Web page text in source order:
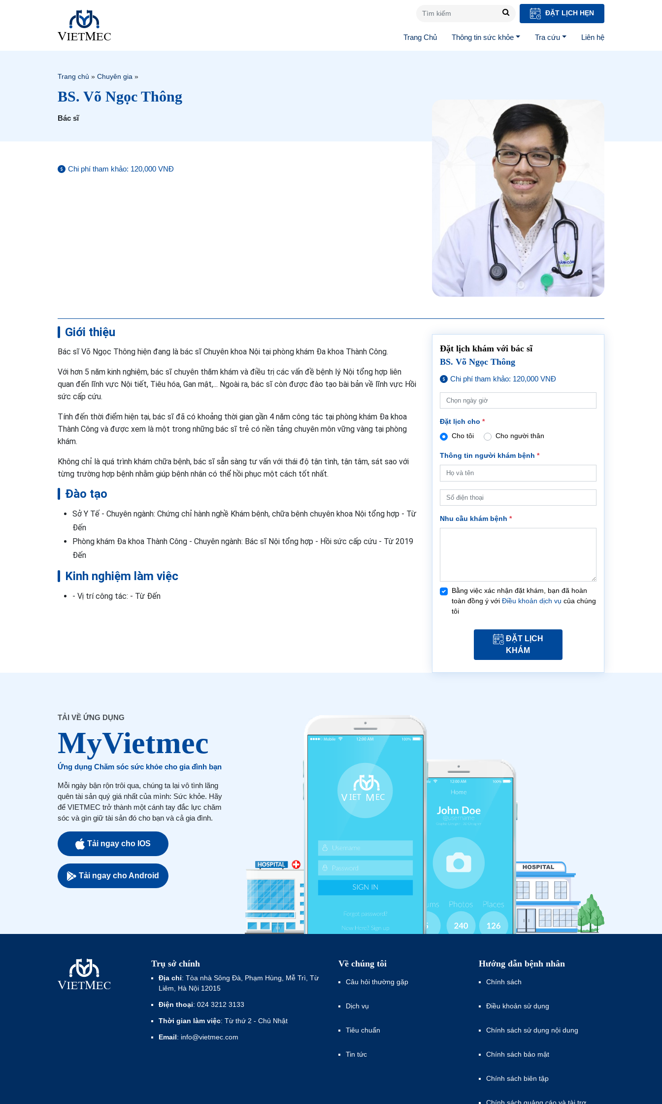
ĐẶT LỊCH HẸN
Trang Chủ Thông tin sức khỏe Tra cứu Liên hệ
Trang chủ » Chuyên gia »
BS. Võ Ngọc Thông
Bác sĩ
Chi phí tham khảo: 120,000 VNĐ
Giới thiệu
Bác sĩ Võ Ngọc Thông hiện đang là bác sĩ Chuyên khoa Nội tại phòng khám Đa khoa Thành Công.
Với hơn 5 năm kinh nghiệm, bác sĩ chuyên thăm khám và điều trị các vấn đề bệnh lý Nội tổng hợp liên
quan đến lĩnh vực Nội tiết, Tiêu hóa, Gan mật,... Ngoài ra, bác sĩ còn được đào tạo bài bản về lĩnh vực Hồi
sức cấp cứu.
Tính đến thời điểm hiện tại, bác sĩ đã có khoảng thời gian gần 4 năm công tác tại phòng khám Đa khoa
Thành Công và được xem là một trong những bác sĩ trẻ có nền tảng chuyên môn vững vàng tại phòng
khám.
Không chỉ là quá trình khám chữa bệnh, bác sĩ sẵn sàng tư vấn với thái độ tận tình, tận tâm, sát sao với
từng trường hợp bệnh nhằm giúp bệnh nhân có thể hồi phục một cách tốt nhất.
Đào tạo
Sở Y Tế - Chuyên ngành: Chứng chỉ hành nghề Khám bệnh, chữa bệnh chuyên khoa Nội tổng hợp - Từ
Đến
Phòng khám Đa khoa Thành Công - Chuyên ngành: Bác sĩ Nội tổng hợp - Hồi sức cấp cứu - Từ 2019
Đến
Kinh nghiệm làm việc
- Vị trí công tác: - Từ Đến
Đặt lịch khám với bác sĩ
BS. Võ Ngọc Thông
Chi phí tham khảo: 120,000 VNĐ
Đặt lịch cho *
Cho tôi
Cho người thân
Thông tin người khám bệnh *
Nhu cầu khám bệnh *
Bằng việc xác nhận đặt khám, bạn đã hoàn
toàn đồng ý với Điều khoản dịch vụ của chúng
tôi
ĐẶT LỊCH
KHÁM
TẢI VỀ ỨNG DỤNG
Ứng dụng Chăm sóc sức khỏe cho gia đình bạn
Mỗi ngày bận rộn trôi qua, chúng ta lại vô tình lãng
quên tài sản quý giá nhất của mình: Sức khỏe. Hãy
để VIETMEC trở thành một cánh tay đắc lực chăm
sóc và gìn giữ tài sản đó cho bạn và cả gia đình.
Tải ngay cho IOS
Tải ngay cho Android
Trụ sở chính
Địa chỉ: Tòa nhà Sông Đà, Phạm Hùng, Mễ Trì, Từ
Liêm, Hà Nội 12015
Điện thoại: 024 3212 3133
Thời gian làm việc: Từ thứ 2 - Chủ Nhật
Email: info@vietmec.com
Về chúng tôi
Câu hỏi thường gặp
Dịch vụ
Tiêu chuẩn
Tin tức
Hướng dẫn bệnh nhân
Chính sách
Điều khoản sử dụng
Chính sách sử dụng nội dung
Chính sách bảo mật
Chính sách biên tập